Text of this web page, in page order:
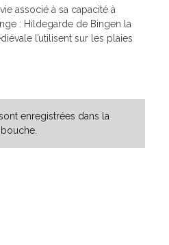
associé à sa capacité à
: Hildegarde de Bingen la
l’utilisent sur les plaies
enregistrées dans la